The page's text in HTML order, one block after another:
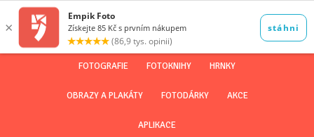
FOTOGRAFIE FOTOKNIHY HRNKY
OBRAZY A PLAKÁTY FOTODÁRKY AKCE
APLIKACE